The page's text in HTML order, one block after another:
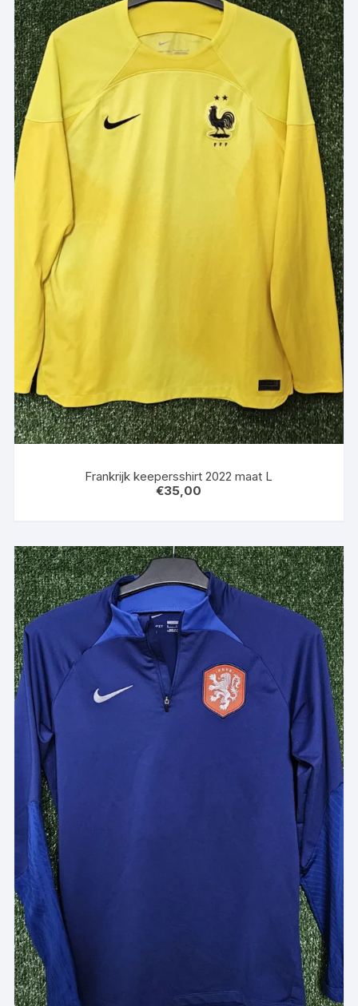
Frankrijk keepersshirt 2022 maat L
€35,00